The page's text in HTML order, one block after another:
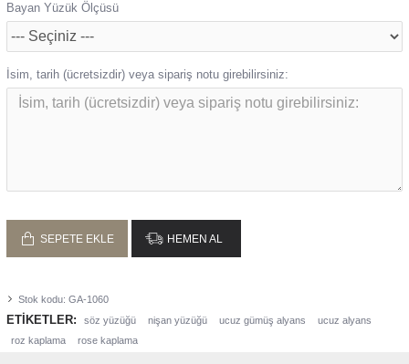
Stok kodu: GA-1060
Bayan Yüzük Ölçüsü
İsim, tarih (ücretsizdir) veya sipariş notu girebilirsiniz:
SEPETE EKLE HEMEN AL
ETIKETLER: söz yüzüğü nişan yüzüğü ucuz gümüş alyans
ucuz alyans
roz kaplama
rose kaplama